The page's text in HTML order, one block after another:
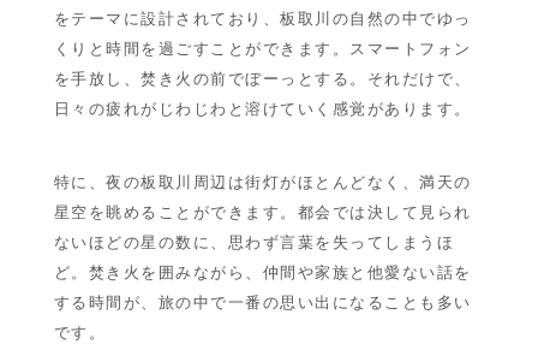
をテーマに設計されており、板取川の自然の中でゆっ
くりと時間を過ごすことができます。スマートフォン
を手放し、焚き火の前でぼーっとする。それだけで、
日々の疲れがじわじわと溶けていく感覚があります。
特に、夜の板取川周辺は街灯がほとんどなく、満天の
星空を眺めることができます。都会では決して見られ
ないほどの星の数に、思わず言葉を失ってしまうほ
ど。焚き火を囲みながら、仲間や家族と他愛ない話を
する時間が、旅の中で一番の思い出になることも多い
です。